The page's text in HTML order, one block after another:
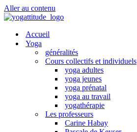
Aller au contenu
Accueil
Yoga
généralités
Cours collectifs et individuels
yoga adultes
yoga jeunes
yoga prénatal
yoga au travail
yogathérapie
Les professeurs
Carine Habay